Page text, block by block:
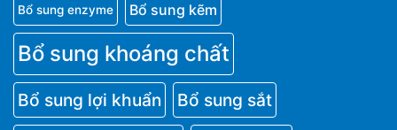
Bổ sung enzyme Bổ sung kẽm
Bổ sung khoáng chất
Bổ sung lợi khuẩn Bổ sung sắt